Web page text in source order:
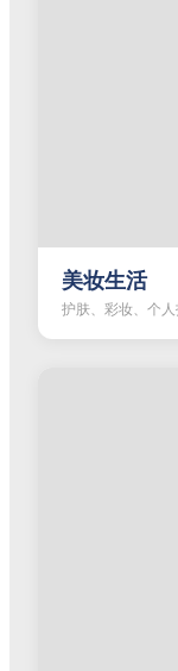
美妆生活
护肤、彩妆、个人